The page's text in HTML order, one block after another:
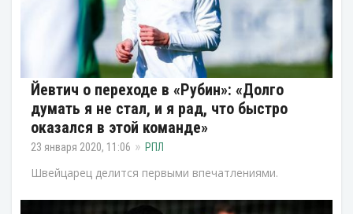
Йевтич о переходе в «Рубин»: «Долго
думать я не стал, и я рад, что быстро
оказался в этой команде»
23 января 2020, 11:06 РПЛ
Швейцарец делится первыми впечатлениями.